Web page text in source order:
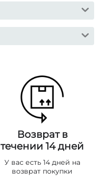
Возврат в
течении 14 дней
У вас есть 14 дней на
возврат покупки